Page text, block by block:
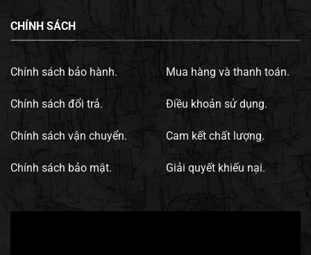
CHÍNH SÁCH
Chính sách bảo hành.
Chính sách đổi trả.
Chính sách vận chuyển.
Chính sách bảo mật.
Mua hàng và thanh toán.
Điều khoản sử dụng.
Cam kết chất lượng.
Giải quyết khiếu nại.